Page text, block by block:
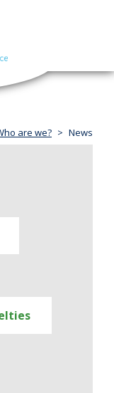
navigation
are we? News